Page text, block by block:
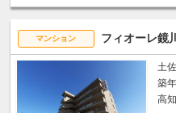
マンション フィオーレ鏡川
土
築
高